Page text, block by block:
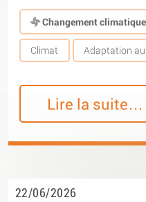
Changement
Climat Adaptation
Lire la suite…
22/06/2026